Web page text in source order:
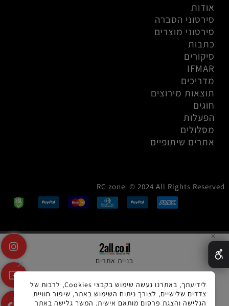
אודות
סירטוני הסברה
סירטוני מוצרים
כתבות
סיקורים
IFMAR
מדריכים
תוצאות מירוצים
חוגים
הפעלות
מסלולים
אתרים שיתופיים
RC zone © 2024 All Rights Reserved
בניית אתרים
✕
לידיעתך, באתרנו נעשה שימוש בקבצי Cookies, לרבות של
צדדים שלישיים, לצורך ניתוח השימוש באתר, שיפור חוויית
הגלישה והצגת פרסום מותאם אישית. המשך גלישה באתר